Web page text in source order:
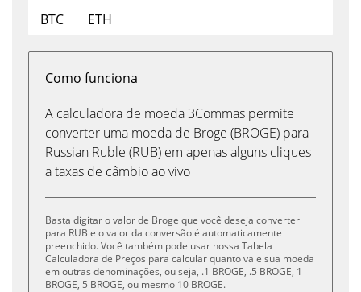
BTC
ETH
Como funciona
A calculadora de moeda 3Commas permite
converter uma moeda de Broge (BROGE) para
Russian Ruble (RUB) em apenas alguns cliques
a taxas de câmbio ao vivo
Basta digitar o valor de Broge que você deseja converter
para RUB e o valor da conversão é automaticamente
preenchido. Você também pode usar nossa Tabela
Calculadora de Preços para calcular quanto vale sua moeda
em outras denominações, ou seja, .1 BROGE, .5 BROGE, 1
BROGE, 5 BROGE, ou mesmo 10 BROGE.